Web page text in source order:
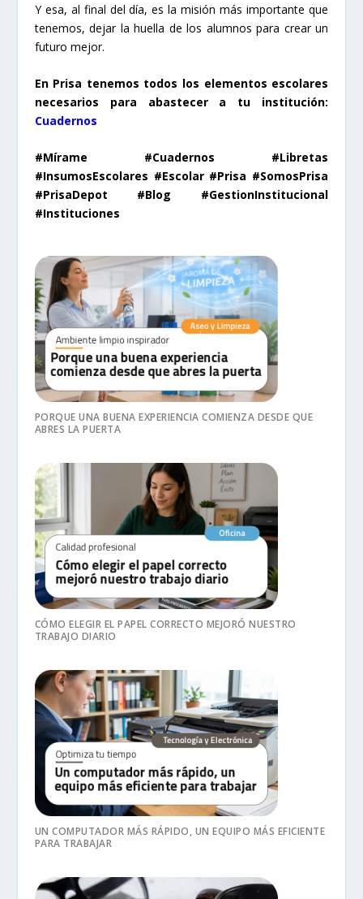
Y esa, al final del día, es la misión más importante que
tenemos, dejar la huella de los alumnos para crear un
futuro mejor.
En Prisa tenemos todos los elementos escolares
necesarios para abastecer a tu institución:
Cuadernos
#Mírame #Cuadernos #Libretas
#InsumosEscolares #Escolar #Prisa #SomosPrisa
#PrisaDepot #Blog #GestionInstitucional
#Instituciones
PORQUE UNA BUENA EXPERIENCIA COMIENZA DESDE QUE
ABRES LA PUERTA
CÓMO ELEGIR EL PAPEL CORRECTO MEJORÓ NUESTRO
TRABAJO DIARIO
UN COMPUTADOR MÁS RÁPIDO, UN EQUIPO MÁS EFICIENTE
PARA TRABAJAR